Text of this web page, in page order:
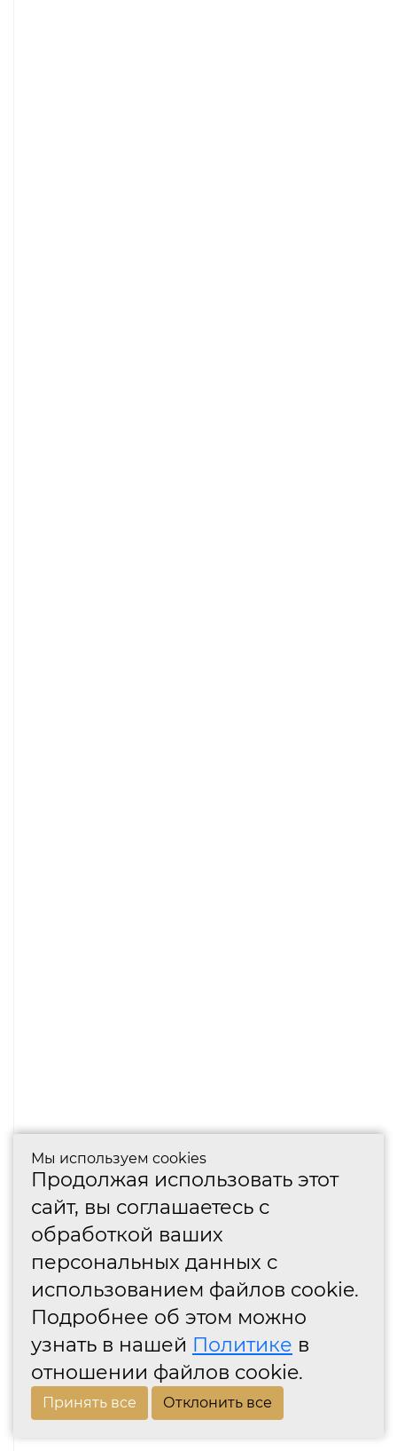
Мы используем cookies
Продолжая использовать этот
сайт, вы соглашаетесь с
обработкой ваших
персональных данных с
использованием файлов cookie.
Подробнее об этом можно
узнать в нашей Политике в
отношении файлов cookie.
Принять все Отклонить все